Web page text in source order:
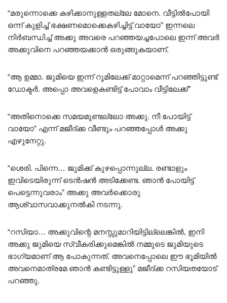
“മരുന്നൊക്കെ കഴിക്കാനുള്ളതല്ലേ മോനെ. വീട്ടിൽപോയി
ഒന്ന് കുളിച്ച് ഭക്ഷണമൊക്കെകഴിച്ചിട്ട് വായോ” ഇന്നലെ
നിർബന്ധിച്ച് അക്കു അവരെ പറഞ്ഞയച്ചപോലെ ഇന്ന് അവർ
അക്കുവിനെ പറഞ്ഞയക്കാൻ ഒരുങ്ങുകയാണ്.
“ആ ഉമ്മാ. ജുമിയെ ഇന്ന് റൂമിലേക്ക് മാറ്റാമെന്ന് പറഞ്ഞിട്ടുണ്ട്
ഡോക്ടർ. അപ്പൊ അവളെകണ്ടിട്ട് പോവാം വീട്ടിലേക്ക്”
“അതിനൊക്കെ സമയമുണ്ടല്ലോ അക്കു. നീ പോയിട്ട്
വായോ” എന്ന് മജീദ്ക്ക വീണ്ടും പറഞ്ഞപ്പോൾ അക്കു
എഴുനേറ്റു.
“ശെരി. പിന്നെ… ജുമിക്ക് കുഴപ്പൊന്നുല്ല. രണ്ടാളും
ഇവിടെയിരുന്ന് ടെൻഷൻ അടിക്കേണ്ട. ഞാൻ പോയിട്ട്
പെട്ടെന്നുവരാം” അക്കു അവർക്കൊരു
ആശ്വാസവാക്കുനൽകി നടന്നു.
“റസിയാ… അക്കുവിന്റെ മനസ്സുമാറിയിട്ടില്ലെങ്കിൽ, ഇനി
അക്കു ജുമിയെ സ്വീകരിക്കുമെങ്കിൽ നമ്മുടെ ജുമിയുടെ
ഭാഗ്യമാണ് ആ പോകുന്നത്. അവനെപ്പോലെ ഈ ഭൂമിയിൽ
അവനെമാത്രമേ ഞാൻ കണ്ടിട്ടുള്ളു” മജീദ്ക്ക റസിയതയോട്
പറഞ്ഞു.